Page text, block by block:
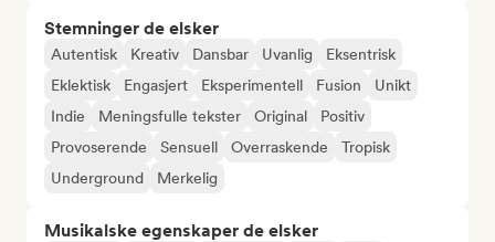
Stemninger de elsker
Autentisk Kreativ Dansbar Uvanlig
Eksentrisk
Eklektisk
Engasjert Eksperimentell Fusion
Unikt
Indie
Meningsfulle tekster Original
Positiv
Provoserende
Sensuell Overraskende
Tropisk
Underground
Merkelig
Musikalske egenskaper de elsker